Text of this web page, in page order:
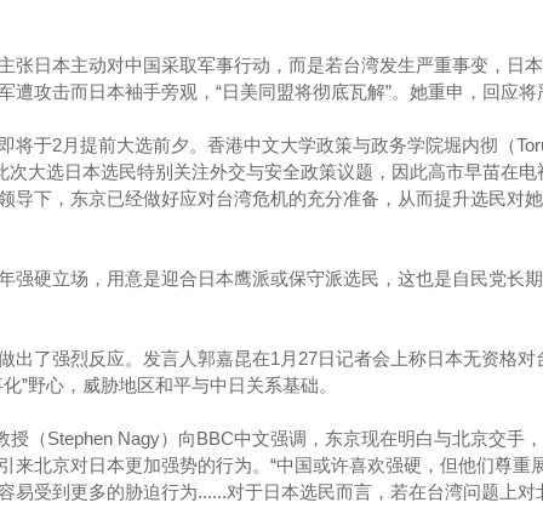
张日本主动对中国采取军事行动，而是若台湾发生严重事变，日
遭攻击而日本袖手旁观，“日美同盟将彻底瓦解”。她重申，回应将
将于2月提前大选前夕。香港中文大学政策与政务学院堀内彻（
次大选日本选民特别关注外交与安全政策议题，因此高市早苗在电
导下，东京已经做好应对台湾危机的充分准备，从而提升选民对
强硬立场，用意是迎合日本鹰派或保守派选民，这也是自民党长
出了强烈反应。发言人郭嘉昆在1月27日记者会上称日本无资格对
”野心，威胁地区和平与中日关系基础。
授（Stephen Nagy）向BBC中文强调，东京现在明白与北京交手
来北京对日本更加强势的行为。“中国或许喜欢强硬，但他们尊重
易受到更多的胁迫行为......对于日本选民而言，若在台湾问题上对